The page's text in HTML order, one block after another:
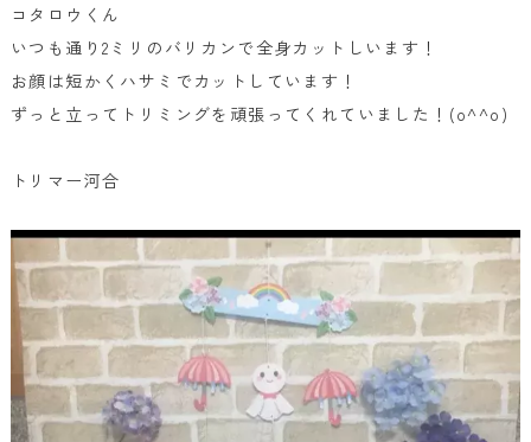
コタロウくん
いつも通り2ミリのバリカンで全身カットしいます！
お顔は短かくハサミでカットしています！
ずっと立ってトリミングを頑張ってくれていました！(o^^o)
トリマー河合